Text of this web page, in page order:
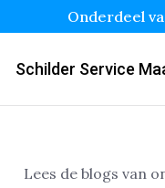
Onderdeel
Schilder Service
Lees de blogs van